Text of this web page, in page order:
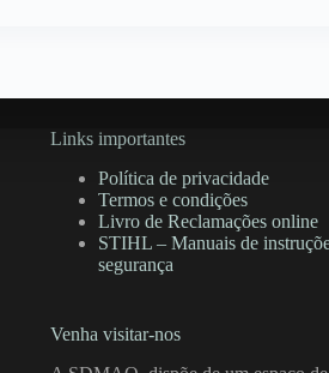
Links importantes
Política de privacidade
Termos e condições
Livro de Reclamações online
STIHL – Manuais de
segurança
Venha visitar-nos